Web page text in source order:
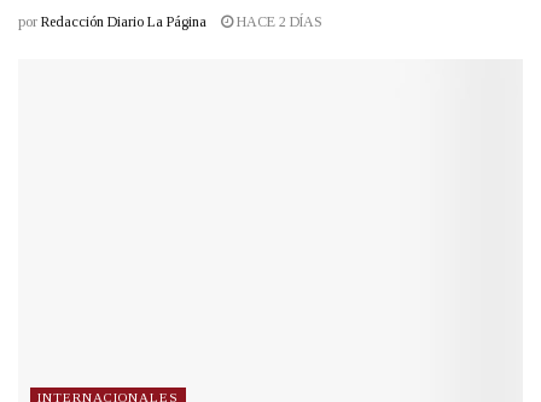
por Redacción Diario La Página HACE 2 DÍAS
INTERNACIONALES